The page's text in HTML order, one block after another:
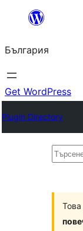
България
Get WordPress
Plugin Directory